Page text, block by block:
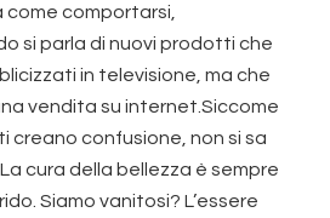
come comportarsi,
si parla di nuovi prodotti che
in televisione, ma che
vendita su internet.Siccome
creano confusione, non si sa
cura della bellezza è sempre
Siamo vanitosi? L’essere